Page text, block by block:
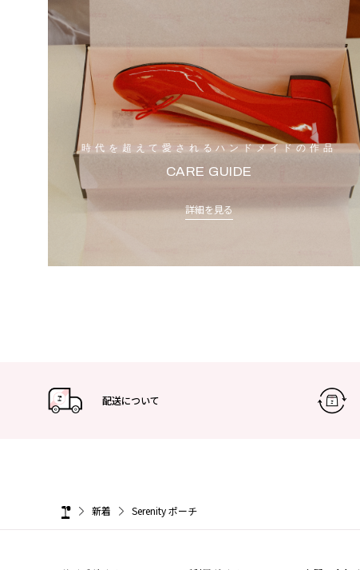
時代を超えて愛されるハンドメイドの作品
CARE GUIDE
詳細を見る
配送について
新着 Serenity ポーチ